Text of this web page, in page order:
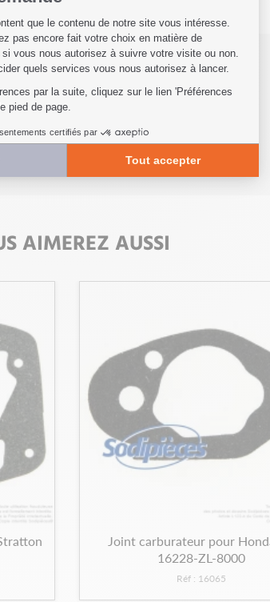
Livraison Avis clients
n° 270808 et 271702
AIMEREZ AUSSI
Joint carburateur pour
16228-ZL-8000
Réf : 16065